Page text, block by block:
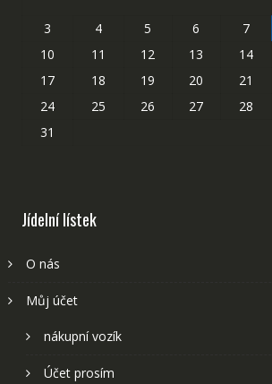
3
4 5 6 7
10
11 12 13 14
17
18 19 20 21
24
25 26 27 28
31
Jídelní lístek
O nás
Můj účet
nákupní vozík
Účet prosím